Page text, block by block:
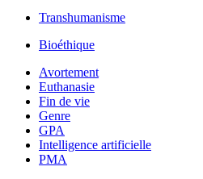
Transhumanisme
Bioéthique
Avortement
Euthanasie
Fin de vie
Genre
GPA
Intelligence artificielle
PMA